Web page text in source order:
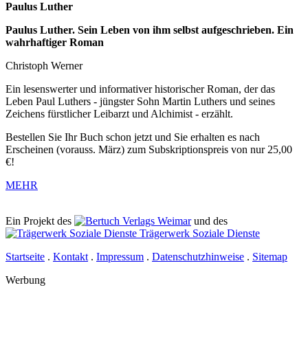
Paulus Luther
Paulus Luther. Sein Leben von ihm selbst aufgeschrieben. Ein
wahrhaftiger Roman
Christoph Werner
Ein lesenswerter und informativer historischer Roman, der das
Leben Paul Luthers - jüngster Sohn Martin Luthers und seines
Zeichens fürstlicher Leibarzt und Alchimist - erzählt.
Bestellen Sie Ihr Buch schon jetzt und Sie erhalten es nach
Erscheinen (vorauss. März) zum Subskriptionspreis von nur 25,00
€!
MEHR
Ein Projekt des Verlags Weimarund des
Trägerwerk Soziale Dienste
Startseite . Kontakt . Impressum . Datenschutzhinweise . Sitemap
Werbung